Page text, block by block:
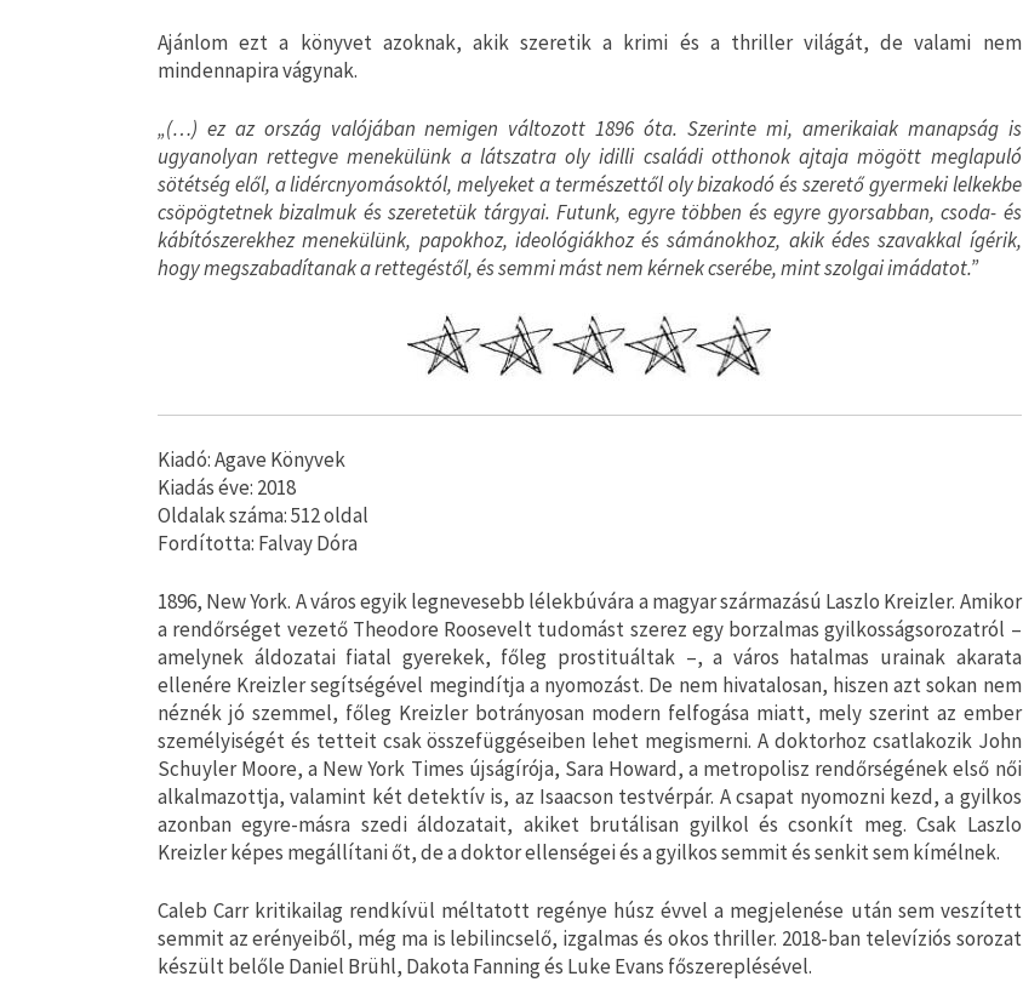
Ajánlom ezt a könyvet azoknak, akik szeretik a krimi és a thriller világát, de valami nem
mindennapira vágynak.
„(…) ez az ország valójában nemigen változott 1896 óta. Szerinte mi, amerikaiak manapság is
ugyanolyan rettegve menekülünk a látszatra oly idilli családi otthonok ajtaja mögött meglapuló
sötétség elől, a lidércnyomásoktól, melyeket a természettől oly bizakodó és szerető gyermeki lelkekbe
csöpögtetnek bizalmuk és szeretetük tárgyai. Futunk, egyre többen és egyre gyorsabban, csoda- és
kábítószerekhez menekülünk, papokhoz, ideológiákhoz és sámánokhoz, akik édes szavakkal ígérik,
hogy megszabadítanak a rettegéstől, és semmi mást nem kérnek cserébe, mint szolgai imádatot.”
Kiadó: Agave Könyvek
Kiadás éve: 2018
Oldalak száma: 512 oldal
Fordította: Falvay Dóra
1896, ​New York. A város egyik legnevesebb lélekbúvára a magyar származású Laszlo Kreizler. Amikor
a rendőrséget vezető Theodore Roosevelt tudomást szerez egy borzalmas gyilkosságsorozatról –
amelynek áldozatai fiatal gyerekek, főleg prostituáltak –, a város hatalmas urainak akarata
ellenére Kreizler segítségével megindítja a nyomozást. De nem hivatalosan, hiszen azt sokan nem
néznék jó szemmel, főleg Kreizler botrányosan modern felfogása miatt, mely szerint az ember
személyiségét és tetteit csak összefüggéseiben lehet megismerni. A doktorhoz csatlakozik John
Schuyler Moore, a New York Times újságírója, Sara Howard, a metropolisz rendőrségének első női
alkalmazottja, valamint két detektív is, az Isaacson testvérpár. A csapat nyomozni kezd, a gyilkos
azonban egyre-másra szedi áldozatait, akiket brutálisan gyilkol és csonkít meg. Csak Laszlo
Kreizler képes megállítani őt, de a doktor ellenségei és a gyilkos semmit és senkit sem kímélnek.
Caleb Carr kritikailag rendkívül méltatott regénye húsz évvel a megjelenése után sem veszített
semmit az erényeiből, még ma is lebilincselő, izgalmas és okos thriller. 2018-ban televíziós sorozat
készült belőle Daniel Brühl, Dakota Fanning és Luke Evans főszereplésével.